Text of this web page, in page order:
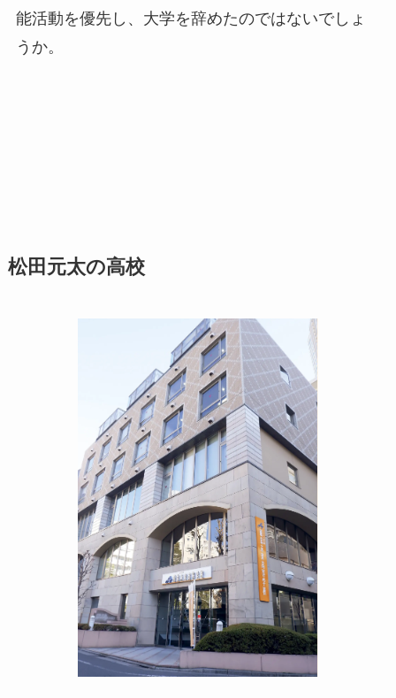
能活動を優先し、大学を辞めたのではないでしょ
うか。
松田元太の高校